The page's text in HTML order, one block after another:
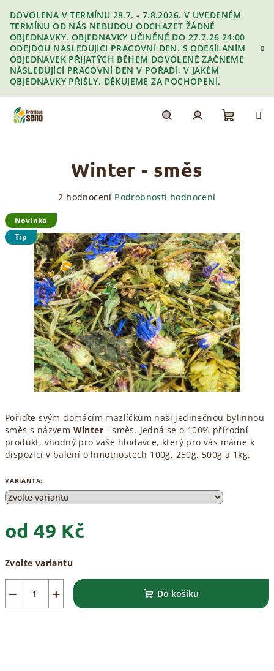
obsah
DOVOLENA V TERMÍNU 28.7. - 7.8.2026. V UVEDENÉM
TERMÍNU OD NÁS NEBUDOU ODCHAZET ŽÁDNÉ
OBJEDNAVKY. OBJEDNAVKY UČINĚNÉ DO 27.7.26 24:00
ODEJDOU NASLEDUJICI PRACOVNÍ DEN. S ODESÍLANÍM
OBJEDNAVEK PŘIJATÝCH BĚHEM DOVOLENÉ ZAČNEME
NÁSLEDUJÍCÍ PRACOVNÍ DEN V POŘADÍ, V JAKÉM
OBJEDNÁVKY PŘIŠLY. DĚKUJEME ZA POCHOPENÍ.
Pořiďte svým domácím mazlíčkům naši jedinečnou bylinnou
směs s názvem Winter - směs. Jedná se o 100% přírodní
produkt, vhodný pro vaše hlodavce, který pro vás máme k
dispozici v balení o hmotnostech 100g, 250g, 500g a 1kg.
VARIANTA:
od49 Kč
cena:
Zvolte variantu
+
− Do košíku
Winter - směs
produktu
je
5,0
hvězdiček.
2 hodnocení Podrobnosti hodnocení
Novinka
Tip